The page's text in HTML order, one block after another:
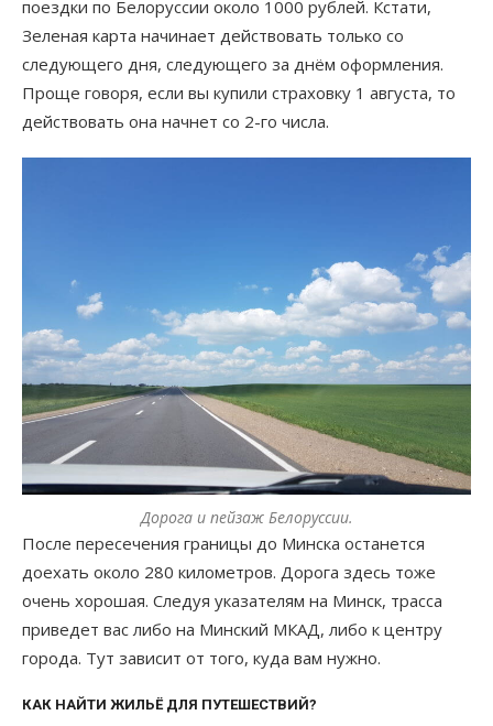
поездки по Белоруссии около 1000 рублей. Кстати,
Зеленая карта начинает действовать только со
следующего дня, следующего за днём оформления.
Проще говоря, если вы купили страховку 1 августа, то
действовать она начнет со 2-го числа.
Дорога и пейзаж Белоруссии.
После пересечения границы до Минска останется
доехать около 280 километров. Дорога здесь тоже
очень хорошая. Следуя указателям на Минск, трасса
приведет вас либо на Минский МКАД, либо к центру
города. Тут зависит от того, куда вам нужно.
КАК НАЙТИ ЖИЛЬЁ ДЛЯ ПУТЕШЕСТВИЙ?